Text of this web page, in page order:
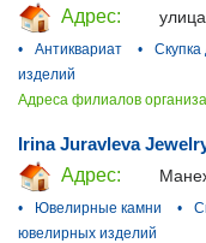
Адрес:
•
Антиквариат •
изделий
Адреса филиалов
Irina Juravleva
Адрес:
•
Ювелирные камни •
ювелирных изделий